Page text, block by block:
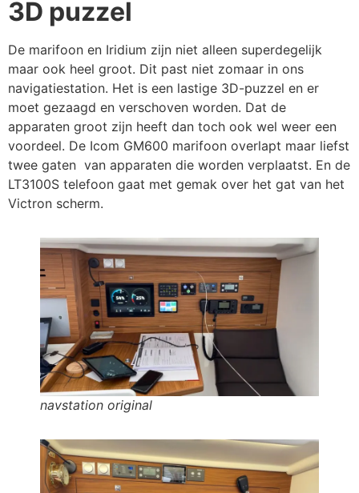
3D puzzel
De marifoon en Iridium zijn niet alleen superdegelijk
maar ook heel groot. Dit past niet zomaar in ons
navigatiestation. Het is een lastige 3D-puzzel en er
moet gezaagd en verschoven worden. Dat de
apparaten groot zijn heeft dan toch ook wel weer een
voordeel. De Icom GM600 marifoon overlapt maar liefst
twee gaten van apparaten die worden verplaatst. En de
LT3100S telefoon gaat met gemak over het gat van het
Victron scherm.
navstation original